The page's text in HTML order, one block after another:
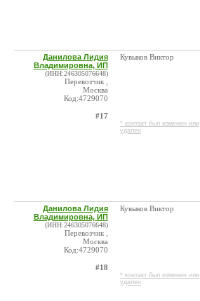
Данилова Лидия
Владимировна, ИП
(ИНН:246305076648)
Перевозчик ,
Москва
Код:4729070
#17
Кувыков Виктор
* контакт был изменен или
удален
Данилова Лидия
Владимировна, ИП
(ИНН:246305076648)
Перевозчик ,
Москва
Код:4729070
#18
Кувыков Виктор
* контакт был изменен или
удален